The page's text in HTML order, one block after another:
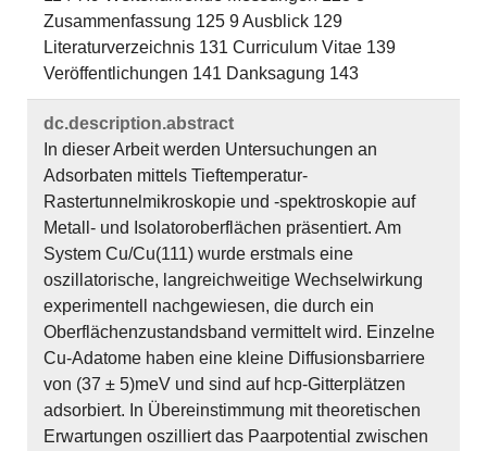
Zusammenfassung 125 9 Ausblick 129
Literaturverzeichnis 131 Curriculum Vitae 139
Veröffentlichungen 141 Danksagung 143
dc.​description.​abstract
In dieser Arbeit werden Untersuchungen an
Adsorbaten mittels Tieftemperatur-
Rastertunnelmikroskopie und -spektroskopie auf
Metall- und Isolatoroberflächen präsentiert. Am
System Cu/Cu(111) wurde erstmals eine
oszillatorische, langreichweitige Wechselwirkung
experimentell nachgewiesen, die durch ein
Oberflächenzustandsband vermittelt wird. Einzelne
Cu-Adatome haben eine kleine Diffusionsbarriere
von (37 ± 5)meV und sind auf hcp-Gitterplätzen
adsorbiert. In Übereinstimmung mit theoretischen
Erwartungen oszilliert das Paarpotential zwischen